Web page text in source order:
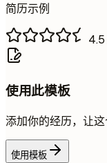
简历示例
4.5
使用此模板
添加你的经历，让这
使用模板